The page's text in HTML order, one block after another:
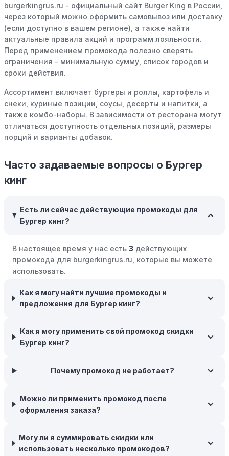
скидки или будущие покупки.
Совершать покупки во время распродаж:Следите за
крупными распродажами, такими как "черная
пятница" или сезонными акциями. В такие периоды
розничные компании часто предлагают значительные
скидки.
Бросьте корзину:Если Вы не торопитесь с покупкой,
добавьте товары в корзину и оставьте их на день или
два. В некоторых случаях существует большая
вероятность того, что интернет-магазины, включая
Бургер кинг, могут прислать вам код скидки, чтобы
Межсезонные покупки: Приобретайте товары во
время межсезонных распродаж, когда магазины
товары на следующий сезон, когда они будут в
продаже.
Возможность бесплатной доставки:
интернет-магазинов часто предлагают бесплатную
доставку, что позволяет сэкономить. Некоторые
заказе на сумму, превышающую определенную,
поэтому рассмотрите возможность покупки
Следите за социальными сетями:Следите за Бургер
кинг в социальных сетях, таких как VK, Facebook или
Программы лояльности:
программам лояльности, предлагаемым интернет-
ранний доступ к распродажам или эксклюзивным
акциям.
burgerkingrus.ru - официальный сайт Burger King в России,
через который можно оформить самовывоз или доставку
(если доступно в вашем регионе), а также найти
актуальные правила акций и программ лояльности.
Перед применением промокода полезно сверять
ограничения - минимальную сумму, список городов и
сроки действия.
Ассортимент включает бургеры и роллы, картофель и
снеки, куриные позиции, соусы, десерты и напитки, а
также комбо-наборы. В зависимости от ресторана могут
отличаться доступность отдельных позиций, размеры
порций и варианты добавок.
Часто задаваемые вопросы о Бургер
кинг
Есть ли сейчас действующие промокоды для
Бургер кинг?
В настоящее время у нас есть 3 действующих
промокода для burgerkingrus.ru, которые вы можете
использовать.
Как я могу найти лучшие промокоды и
предложения для Бургер кинг?
Как я могу применить свой промокод скидки
Бургер кинг?
Почему промокод не работает?
Можно ли применить промокод после
оформления заказа?
Могу ли я суммировать скидки или
использовать несколько промокодов?